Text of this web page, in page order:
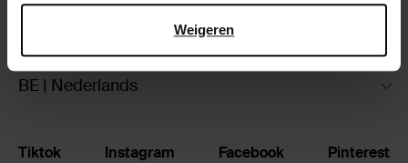
Weigeren
BE | Nederlands
Tiktok Instagram Facebook Pinterest